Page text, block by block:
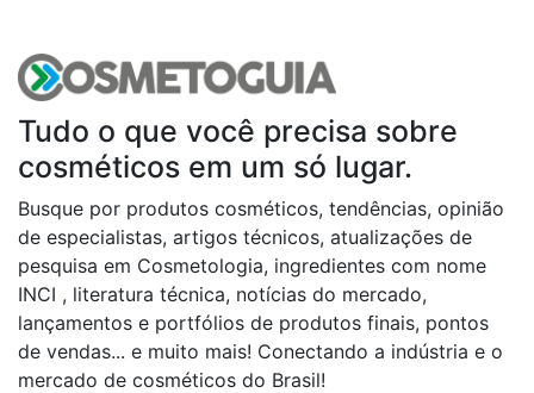
Tudo o que você precisa sobre
cosméticos em um só lugar.
Busque por produtos cosméticos, tendências, opinião
de especialistas, artigos técnicos, atualizações de
pesquisa em Cosmetologia, ingredientes com nome
INCI , literatura técnica, notícias do mercado,
lançamentos e portfólios de produtos finais, pontos
de vendas... e muito mais! Conectando a indústria e o
mercado de cosméticos do Brasil!